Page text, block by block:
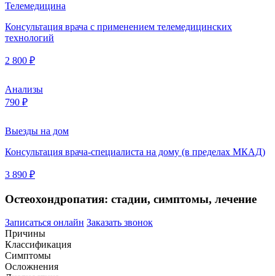
Телемедицина
Консультация врача с применением телемедицинских
технологий
2 800 ₽
Анализы
790 ₽
Выезды на дом
Консультация врача-специалиста на дому (в пределах МКАД)
3 890 ₽
Остеохондропатия: стадии, симптомы, лечение
Записаться онлайн Заказать звонок
Причины
Классификация
Симптомы
Осложнения